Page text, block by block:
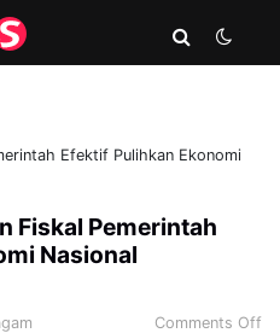
Efektif Pulihkan Ekonomi
Fiskal Pemerintah
Nasional
Comments Off